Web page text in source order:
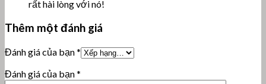
rất hài lòng với nó!
Thêm một đánh giá
Đánh giá của bạn*
Đánh giá của bạn*